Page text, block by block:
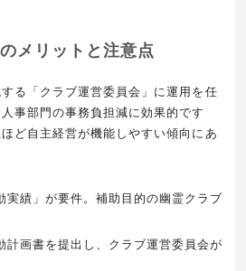
メリットと注意点
る「クラブ運営委員会」に運用を任
事部門の事務負担減に効果的です
ど自主経営が機能しやすい傾向にあ
実績」が要件。補助目的の幽霊クラブ
計画書を提出し、クラブ運営委員会が